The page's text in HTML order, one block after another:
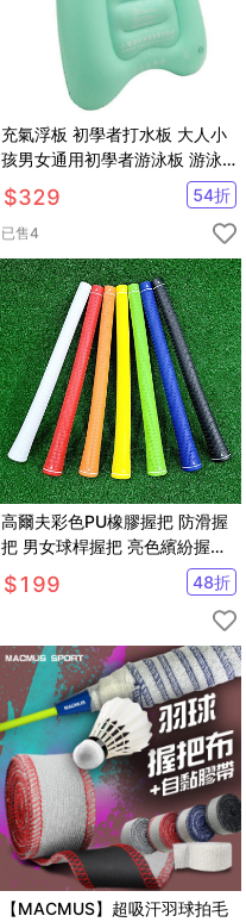
充氣浮板 初學者打水板 大人小
孩男女通用初學者游泳板 游泳
裝備【SV9682】
$329 54折
已售4
高爾夫彩色PU橡膠握把 防滑握
把 男女球桿握把 亮色繽紛握把
【GF31006】
$199 48折
【MACMUS】超吸汗羽球拍毛